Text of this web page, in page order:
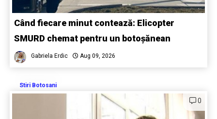
Când fiecare minut contează: Elicopter
SMURD chemat pentru un botoșănean
Gabriela Erdic Aug 09, 2026
Stiri Botosani
0